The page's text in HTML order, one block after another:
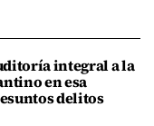
integral a la
en esa
delitos